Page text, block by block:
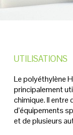
UTILISATIONS
Le polyéthylène
principalement
chimique. Il entre
d’équipements
et de plusieurs